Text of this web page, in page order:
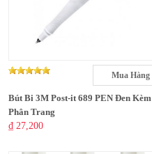
Mua Hàng
Bút Bi 3M Post-it 689 PEN Đen Kèm
Phân Trang
₫ 27,200